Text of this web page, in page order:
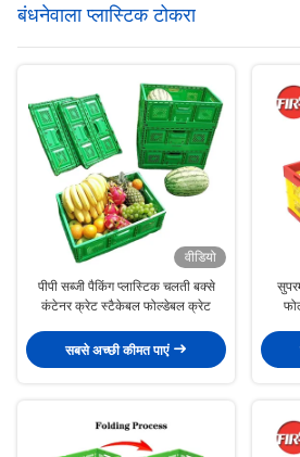
बंधनेवाला प्लास्टिक टोकरा
वीडियो
पीपी सब्जी पैकिंग प्लास्टिक चलती बक्से
कंटेनर क्रेट स्टैकेबल फोल्डेबल क्रेट
सबसे अच्छी कीमत पाएं